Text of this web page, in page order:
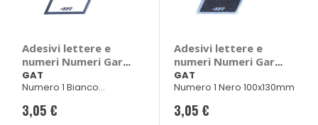
Adesivi lettere e
numeri Numeri Gara
- GAT
GAT
Numero 1 Bianco
3,05 €
Adesivi lettere e
numeri Numeri Gara
- GAT
GAT
Numero 1 Nero 100x130mm
3,05 €